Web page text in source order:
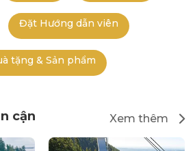
Đặt Hướng dẫn viên
tặng & Sản phẩm
cận Xem thêm